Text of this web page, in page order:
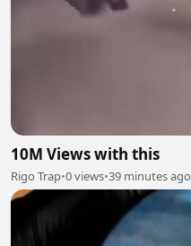
10M Views with this
Rigo Trap•0 views•39 minutes ago